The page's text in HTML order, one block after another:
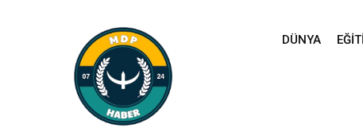
DÜNYA